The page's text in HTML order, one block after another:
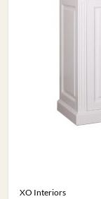
XO Interiors